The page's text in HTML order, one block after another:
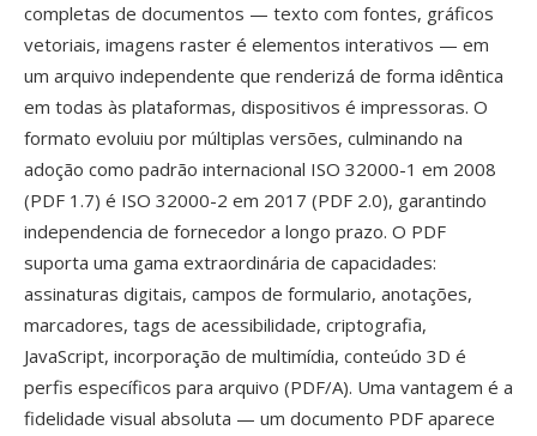
completas de documentos — texto com fontes, gráficos
vetoriais, imagens raster é elementos interativos — em
um arquivo independente que renderizá de forma idêntica
em todas às plataformas, dispositivos é impressoras. O
formato evoluiu por múltiplas versões, culminando na
adoção como padrão internacional ISO 32000-1 em 2008
(PDF 1.7) é ISO 32000-2 em 2017 (PDF 2.0), garantindo
independencia de fornecedor a longo prazo. O PDF
suporta uma gama extraordinária de capacidades:
assinaturas digitais, campos de formulario, anotações,
marcadores, tags de acessibilidade, criptografia,
JavaScript, incorporação de multimídia, conteúdo 3D é
perfis específicos para arquivo (PDF/A). Uma vantagem é a
fidelidade visual absoluta — um documento PDF aparece